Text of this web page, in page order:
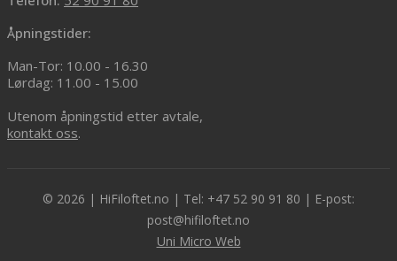
Åpningstider:
Man-Tor: 10.00 - 16.30
Lørdag: 11.00 - 15.00
Utenom åpningstid etter avtale,
kontakt oss.
© 2026 | HiFiloftet.no | Tel: +47 52 90 91 80 | E-post:
post@hifiloftet.no
Uni Micro Web